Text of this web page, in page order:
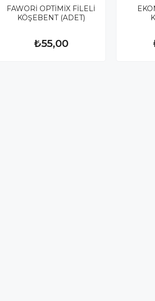
FAWORİ OPTİMİX FİLELİ
KÖŞEBENT (ADET)
₺55,00